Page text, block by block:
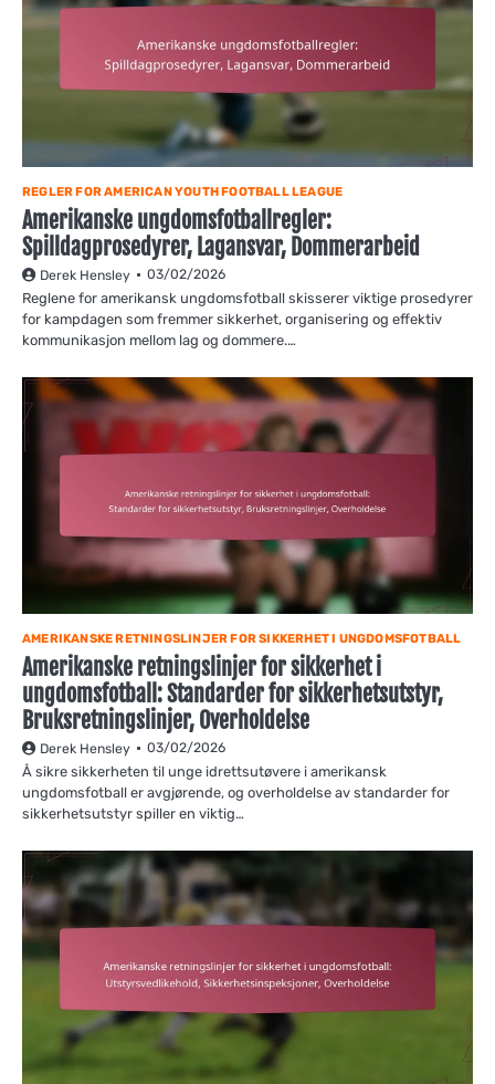
REGLER FOR AMERICAN YOUTH FOOTBALL LEAGUE
Amerikanske ungdomsfotballregler:
Spilldagprosedyrer, Lagansvar, Dommerarbeid
Derek Hensley 03/02/2026
Reglene for amerikansk ungdomsfotball skisserer viktige prosedyrer
for kampdagen som fremmer sikkerhet, organisering og effektiv
kommunikasjon mellom lag og dommere.…
AMERIKANSKE RETNINGSLINJER FOR SIKKERHET I UNGDOMSFOTBALL
Amerikanske retningslinjer for sikkerhet i
ungdomsfotball: Standarder for sikkerhetsutstyr,
Bruksretningslinjer, Overholdelse
Derek Hensley 03/02/2026
Å sikre sikkerheten til unge idrettsutøvere i amerikansk
ungdomsfotball er avgjørende, og overholdelse av standarder for
sikkerhetsutstyr spiller en viktig…